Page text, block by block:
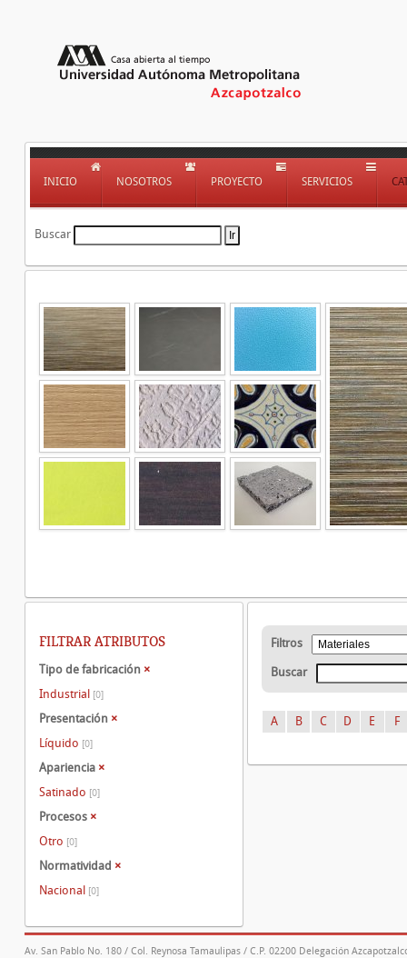
INICIO NOSOTROS PROYECTO SERVICIOS
Buscar
Filtros
Buscar
A B C D E F
FILTRAR ATRIBUTOS
Tipo de fabricación ×
Industrial [0]
Presentación ×
Líquido [0]
Apariencia ×
Satinado [0]
Procesos ×
Otro [0]
Normatividad ×
Nacional [0]
Av. San Pablo No. 180 / Col. Reynosa Tamaulipas / C.P. 02200 Delegación